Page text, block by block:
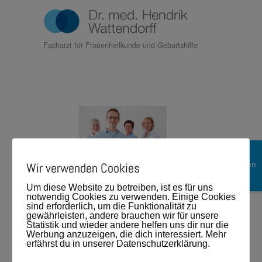
Facharzt für Frauenheilkunde und Geburtshilfe
online buchen
$larr;
Zurück zum
Eintrag
Wir verwenden Cookies
Um diese Website zu betreiben, ist es für uns
notwendig Cookies zu verwenden. Einige Cookies
sind erforderlich, um die Funktionalität zu
gewährleisten, andere brauchen wir für unsere
Statistik und wieder andere helfen uns dir nur die
Werbung anzuzeigen, die dich interessiert. Mehr
erfährst du in unserer Datenschutzerklärung.